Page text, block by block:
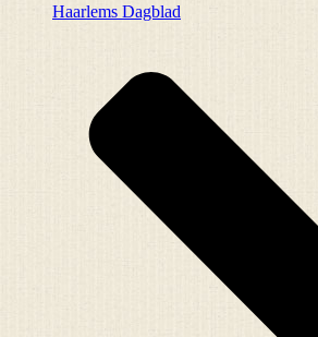
Haarlems Dagblad